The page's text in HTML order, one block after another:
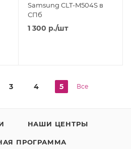
Samsung CLT-M504S в
СПб
1 300 р./шт
3 4 5 Все
НАШИ ЦЕНТРЫ
ПРОГРАММА